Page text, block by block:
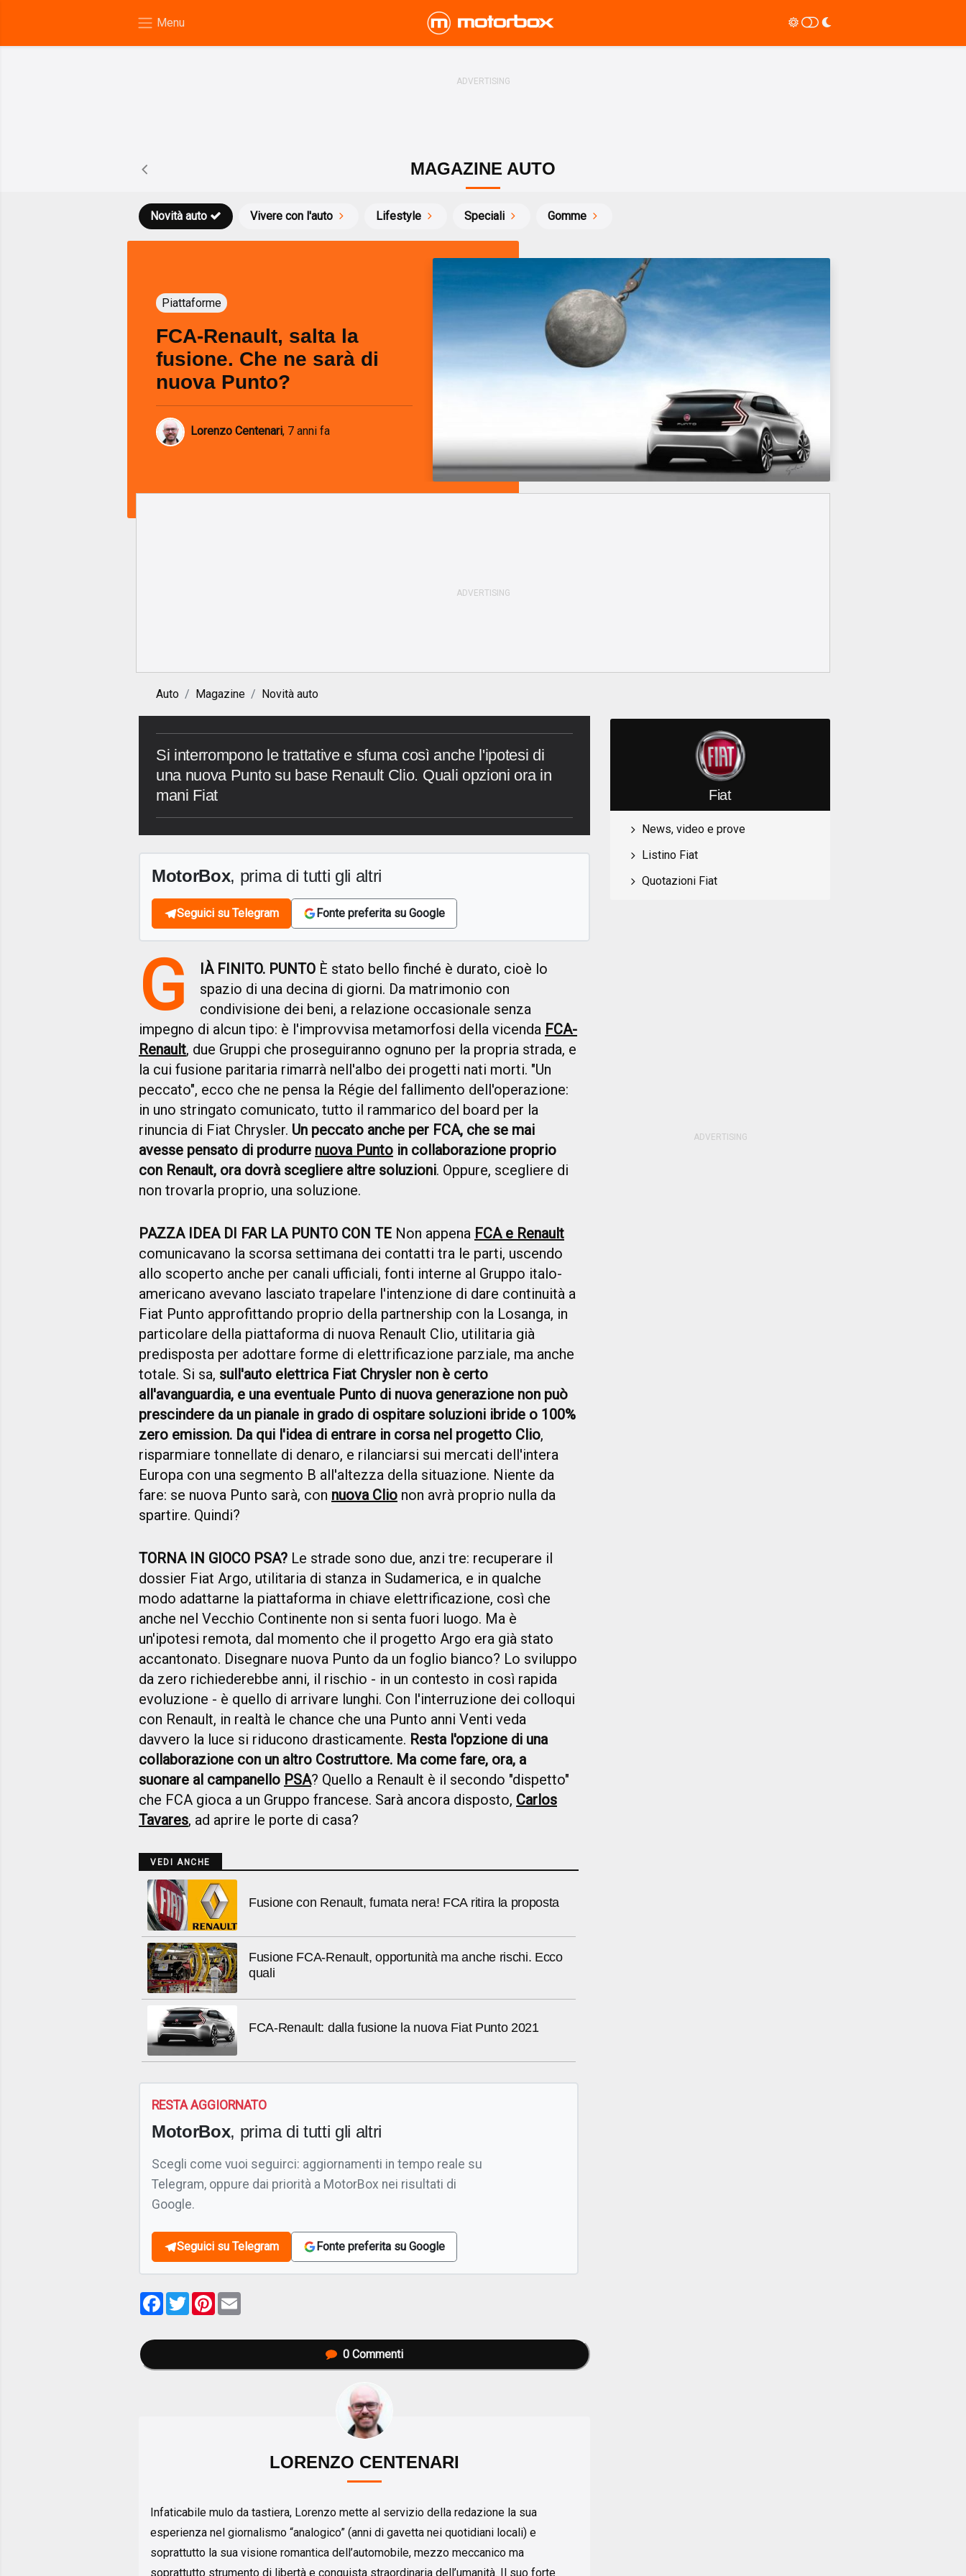
MAGAZINE AUTO
Novità auto Vivere con l'auto Lifestyle Speciali Gomme
Piattaforme
FCA-Renault, salta la
fusione. Che ne sarà di
nuova Punto?
Lorenzo Centenari, 7 anni fa
Auto Magazine Novità auto
Si interrompono le trattative e sfuma così anche l'ipotesi di
una nuova Punto su base Renault Clio. Quali opzioni ora in
mani Fiat
MotorBox, prima di tutti gli altri
Seguici su Telegram Fonte preferita su Google
G IÀ FINITO. PUNTO È stato bello finché è durato, cioè lo
spazio di una decina di giorni. Da matrimonio con
condivisione dei beni, a relazione occasionale senza
impegno di alcun tipo: è l'improvvisa metamorfosi della vicenda FCA-
Renault, due Gruppi che proseguiranno ognuno per la propria strada, e
la cui fusione paritaria rimarrà nell'albo dei progetti nati morti. "Un
peccato", ecco che ne pensa la Régie del fallimento dell'operazione:
in uno stringato comunicato, tutto il rammarico del board per la
rinuncia di Fiat Chrysler. Un peccato anche per FCA, che se mai
avesse pensato di produrre nuova Punto in collaborazione proprio
con Renault, ora dovrà scegliere altre soluzioni. Oppure, scegliere di
non trovarla proprio, una soluzione.
PAZZA IDEA DI FAR LA PUNTO CON TE Non appena FCA e Renault
comunicavano la scorsa settimana dei contatti tra le parti, uscendo
allo scoperto anche per canali ufficiali, fonti interne al Gruppo italo-
americano avevano lasciato trapelare l'intenzione di dare continuità a
Fiat Punto approfittando proprio della partnership con la Losanga, in
particolare della piattaforma di nuova Renault Clio, utilitaria già
predisposta per adottare forme di elettrificazione parziale, ma anche
totale. Si sa, sull'auto elettrica Fiat Chrysler non è certo
all'avanguardia, e una eventuale Punto di nuova generazione non può
prescindere da un pianale in grado di ospitare soluzioni ibride o 100%
zero emission. Da qui l'idea di entrare in corsa nel progetto Clio,
risparmiare tonnellate di denaro, e rilanciarsi sui mercati dell'intera
Europa con una segmento B all'altezza della situazione. Niente da
fare: se nuova Punto sarà, con nuova Clio non avrà proprio nulla da
spartire. Quindi?
TORNA IN GIOCO PSA? Le strade sono due, anzi tre: recuperare il
dossier Fiat Argo, utilitaria di stanza in Sudamerica, e in qualche
modo adattarne la piattaforma in chiave elettrificazione, così che
anche nel Vecchio Continente non si senta fuori luogo. Ma è
un'ipotesi remota, dal momento che il progetto Argo era già stato
accantonato. Disegnare nuova Punto da un foglio bianco? Lo sviluppo
da zero richiederebbe anni, il rischio - in un contesto in così rapida
evoluzione - è quello di arrivare lunghi. Con l'interruzione dei colloqui
con Renault, in realtà le chance che una Punto anni Venti veda
davvero la luce si riducono drasticamente. Resta l'opzione di una
collaborazione con un altro Costruttore. Ma come fare, ora, a
suonare al campanello PSA? Quello a Renault è il secondo "dispetto"
che FCA gioca a un Gruppo francese. Sarà ancora disposto, Carlos
Tavares, ad aprire le porte di casa?
VEDI ANCHE
Fusione con Renault, fumata nera! FCA ritira la proposta
Fusione FCA-Renault, opportunità ma anche rischi. Ecco
quali
FCA-Renault: dalla fusione la nuova Fiat Punto 2021
RESTA AGGIORNATO
MotorBox, prima di tutti gli altri
Scegli come vuoi seguirci: aggiornamenti in tempo reale su
Telegram, oppure dai priorità a MotorBox nei risultati di
Google.
Seguici su Telegram Fonte preferita su Google
Facebook
TwitterPinterest
0 Commenti
LORENZO CENTENARI
Infaticabile mulo da tastiera, Lorenzo mette al servizio della redazione la sua
esperienza nel giornalismo “analogico” (anni di gavetta nei quotidiani locali) e
soprattutto la sua visione romantica dell’automobile, mezzo meccanico ma
soprattutto strumento di libertà e conquista straordinaria dell’umanità. Il suo forte
Fiat
News, video e prove
Listino Fiat
Quotazioni Fiat